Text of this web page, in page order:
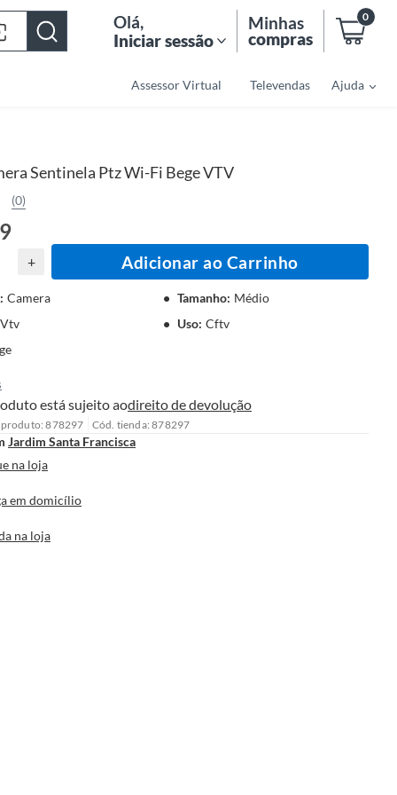
Olá,
Iniciar sessão
Minhas
compras
0
Assessor Virtual Televendas Ajuda
Sentinela Ptz Wi-Fi Bege VTV
(0)
+ Adicionar ao Carrinho
: Camera Tamanho: Médio
Vtv
Uso: Cftv
está sujeito aodireito de devolução
878297 Cód. tienda: 878297
Jardim Santa Francisca
na loja
em domicílio
na loja